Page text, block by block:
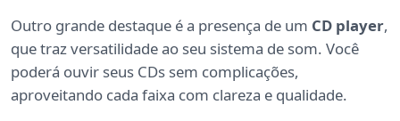
Outro grande destaque é a presença de um CD player,
que traz versatilidade ao seu sistema de som. Você
poderá ouvir seus CDs sem complicações,
aproveitando cada faixa com clareza e qualidade.